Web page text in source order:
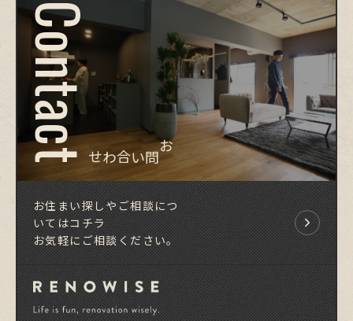
Contact
お問い合わせ
お住まい探しやご相談につ
いてはコチラ
お気軽にご相談ください。